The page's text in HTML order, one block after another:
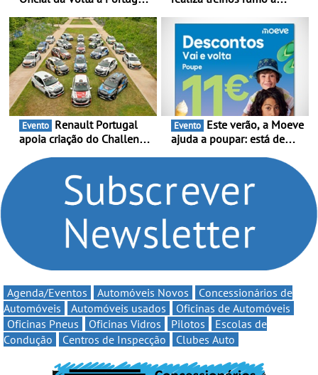
presença nacional ao lado
da mítica prova de ciclismo
e leva a sua gama SUV
multi-energia às estradas
de Portugal
Portugal Karting e mira boa
estreia - O Campeonato
Portugal Karting 2026
decorre entre 1 de Março e
6 de Setembro
Evento
apoia criação do Challenge
compromisso com o
automobilismo nacional
continua em 2026
Evento
ajuda a poupar: está de
Volta” com descontos de
Agenda/Eventos Automóveis Novos
Concessionários de
Automóveis
Automóveis usados
Oficinas de Automóveis
Oficinas Pneus
Oficinas Vidros Pilotos
Escolas de
Condução
Centros de Inspecção Clubes Auto